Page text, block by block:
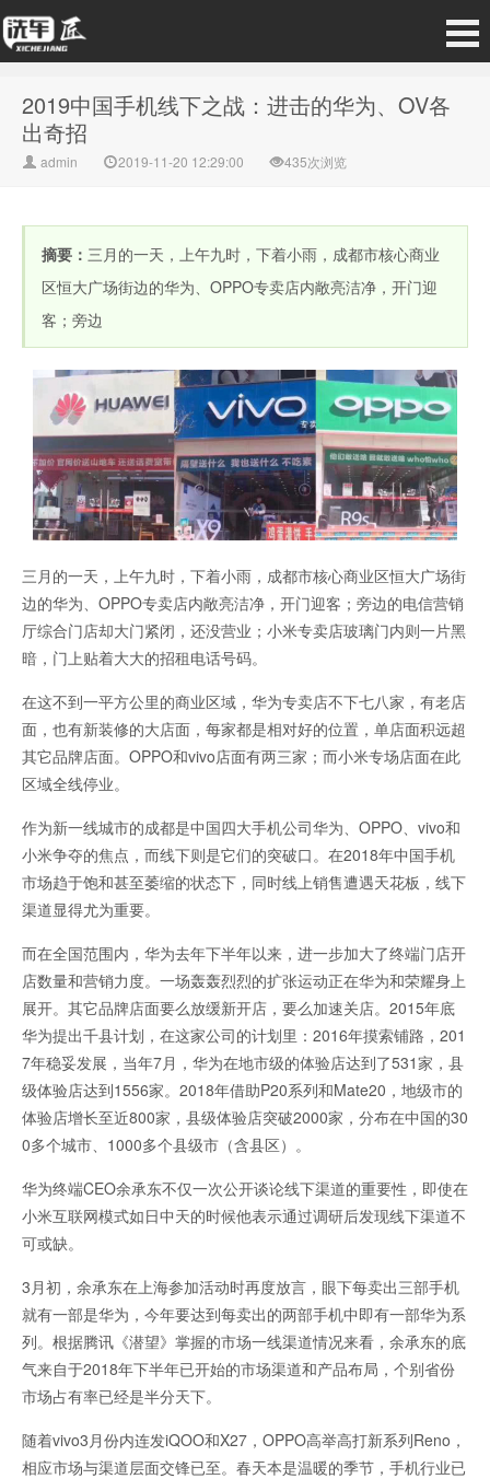
2019中国手机线下之战：进击的华为、OV各
出奇招
admin 2019-11-20 12:29:00 435次浏览
摘要： 三月的一天，上午九时，下着小雨，成都市核心商业
区恒大广场街边的华为、OPPO专卖店内敞亮洁净，开门迎
客；旁边
三月的一天，上午九时，下着小雨，成都市核心商业区恒大广场街
边的华为、OPPO专卖店内敞亮洁净，开门迎客；旁边的电信营销
厅综合门店却大门紧闭，还没营业；小米专卖店玻璃门内则一片黑
暗，门上贴着大大的招租电话号码。
在这不到一平方公里的商业区域，华为专卖店不下七八家，有老店
面，也有新装修的大店面，每家都是相对好的位置，单店面积远超
其它品牌店面。OPPO和vivo店面有两三家；而小米专场店面在此
区域全线停业。
作为新一线城市的成都是中国四大手机公司华为、OPPO、vivo和
小米争夺的焦点，而线下则是它们的突破口。在2018年中国手机
市场趋于饱和甚至萎缩的状态下，同时线上销售遭遇天花板，线下
渠道显得尤为重要。
而在全国范围内，华为去年下半年以来，进一步加大了终端门店开
店数量和营销力度。一场轰轰烈烈的扩张运动正在华为和荣耀身上
展开。其它品牌店面要么放缓新开店，要么加速关店。2015年底
华为提出千县计划，在这家公司的计划里：2016年摸索铺路，201
7年稳妥发展，当年7月，华为在地市级的体验店达到了531家，县
级体验店达到1556家。2018年借助P20系列和Mate20，地级市的
体验店增长至近800家，县级体验店突破2000家，分布在中国的30
0多个城市、1000多个县级市（含县区）。
华为终端CEO余承东不仅一次公开谈论线下渠道的重要性，即使在
小米互联网模式如日中天的时候他表示通过调研后发现线下渠道不
可或缺。
3月初，余承东在上海参加活动时再度放言，眼下每卖出三部手机
就有一部是华为，今年要达到每卖出的两部手机中即有一部华为系
列。根据腾讯《潜望》掌握的市场一线渠道情况来看，余承东的底
气来自于2018年下半年已开始的市场渠道和产品布局，个别省份
市场占有率已经是半分天下。
随着vivo3月份内连发iQOO和X27，OPPO高举高打新系列Reno，
相应市场与渠道层面交锋已至。春天本是温暖的季节，手机行业已